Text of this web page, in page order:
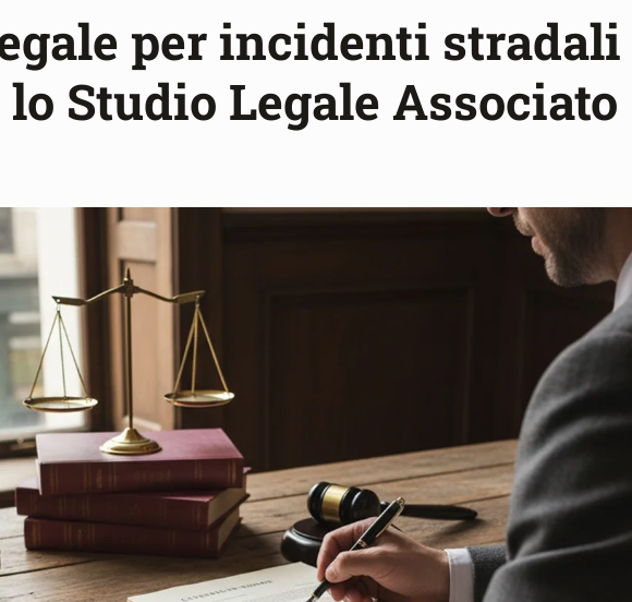
per incidenti stradali
Studio Legale Associato